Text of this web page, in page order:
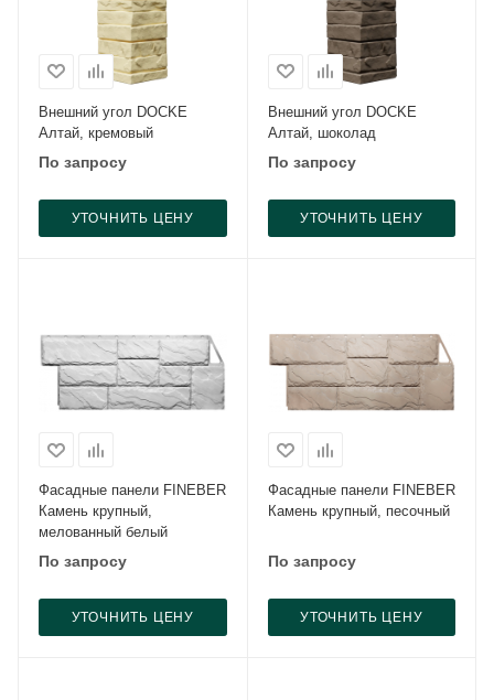
Внешний угол DOCKE
Алтай, кремовый
По запросу
УТОЧНИТЬ ЦЕНУ
Внешний угол DOCKE
Алтай, шоколад
По запросу
УТОЧНИТЬ ЦЕНУ
Фасадные панели FINEBER
Камень крупный,
мелованный белый
По запросу
УТОЧНИТЬ ЦЕНУ
Фасадные панели FINEBER
Камень крупный, песочный
По запросу
УТОЧНИТЬ ЦЕНУ